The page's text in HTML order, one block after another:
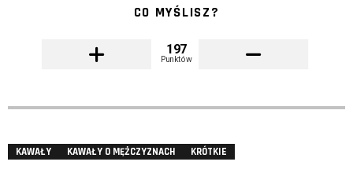
CO MYŚLISZ?
197
Punktów
KAWAŁY KAWAŁY O MĘŻCZYZNACH KRÓTKIE